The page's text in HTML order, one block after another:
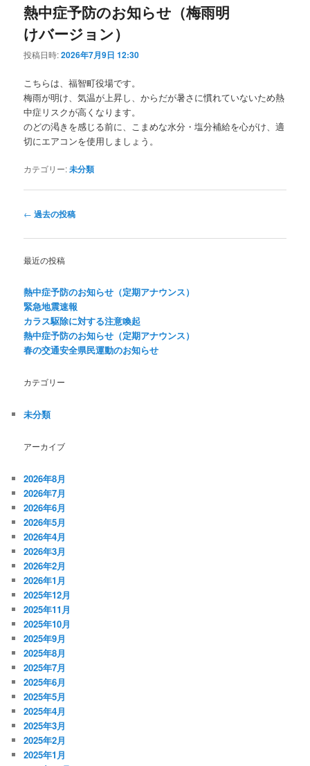
熱中症予防のお知らせ（梅雨明
けバージョン）
投稿日時:2026年7月9日 12:30
こちらは、福智町役場です。
梅雨が明け、気温が上昇し、からだが暑さに慣れていないため熱
中症リスクが高くなります。
のどの渇きを感じる前に、こまめな水分・塩分補給を心がけ、適
切にエアコンを使用しましょう。
カテゴリー:未分類
投
ナ
ビ
ー
シ
ョ
ン
← 過去の投稿
最近の投稿
熱中症予防のお知らせ（定期アナウンス）
緊急地震速報
カラス駆除に対する注意喚起
熱中症予防のお知らせ（定期アナウンス）
春の交通安全県民運動のお知らせ
カテゴリー
未分類
アーカイブ
2026年8月
2026年7月
2026年6月
2026年5月
2026年4月
2026年3月
2026年2月
2026年1月
2025年12月
2025年11月
2025年10月
2025年9月
2025年8月
2025年7月
2025年6月
2025年5月
2025年4月
2025年3月
2025年2月
2025年1月